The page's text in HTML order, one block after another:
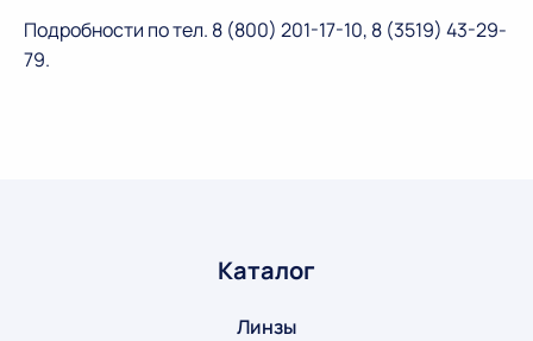
Подробности по тел. 8 (800) 201-17-10, 8 (3519) 43-29-
79.
Каталог
Линзы